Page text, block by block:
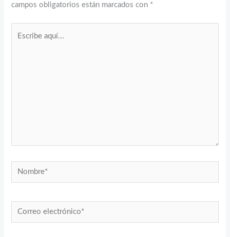
campos obligatorios están marcados con *
Nombre*
Correo
electrónico*